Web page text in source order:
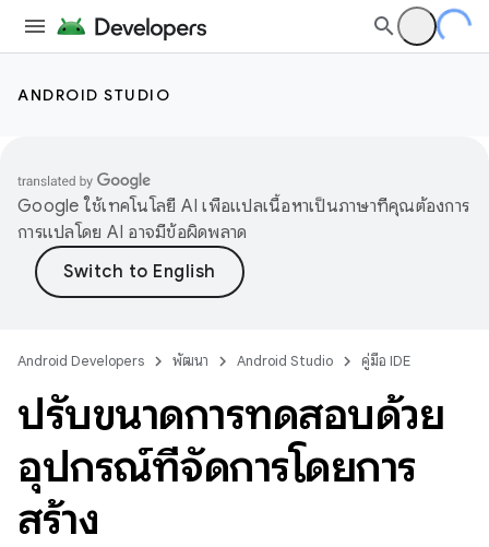
ANDROID STUDIO
Google ใช้เทคโนโลยี AI เพื่อแปลเนื้อหาเป็นภาษาที่คุณต้องการ
การแปลโดย AI อาจมีข้อผิดพลาด
Android Developers พัฒนา Android Studio คู่มือ IDE
ปรับขนาดการทดสอบด้วย
อุปกรณ์ที่จัดการโดยการ
สร้าง